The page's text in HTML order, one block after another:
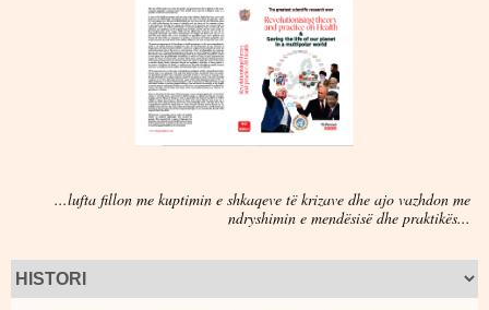
...lufta fillon me kuptimin e shkaqeve të krizave dhe ajo vazhdon me
ndryshimin e mendësisë dhe praktikës...